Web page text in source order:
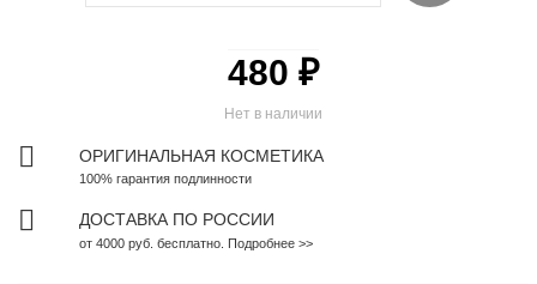
Нет в наличии
480 ₽
ОРИГИНАЛЬНАЯ КОСМЕТИКА
100% гарантия подлинности
ДОСТАВКА ПО РОССИИ
от 4000 руб. бесплатно. Подробнее >>